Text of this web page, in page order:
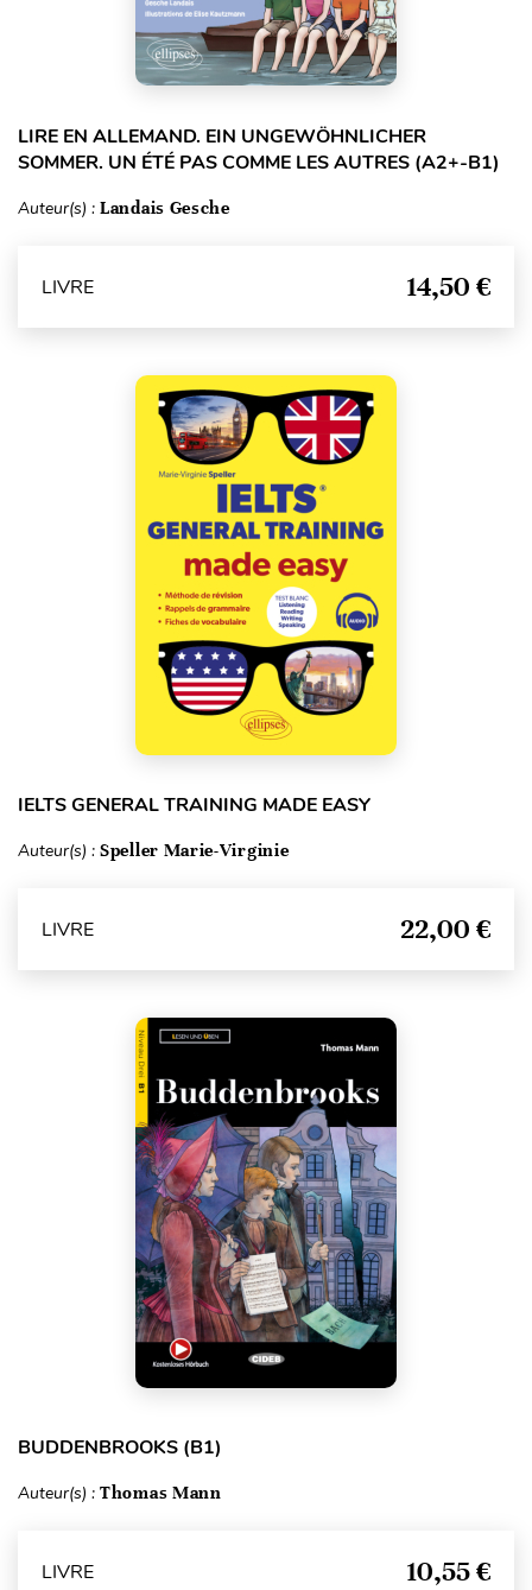
LIRE EN ALLEMAND. EIN UNGEWÖHNLICHER
SOMMER. UN ÉTÉ PAS COMME LES AUTRES (A2+-B1)
Auteur(s) : Landais Gesche
LIVRE 14,50 €
IELTS GENERAL TRAINING MADE EASY
Auteur(s) : Speller Marie-Virginie
LIVRE 22,00 €
BUDDENBROOKS (B1)
Auteur(s) : Thomas Mann
LIVRE 10,55 €